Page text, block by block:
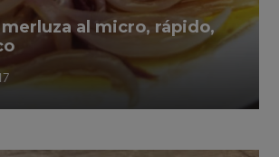
al micro, rápido,